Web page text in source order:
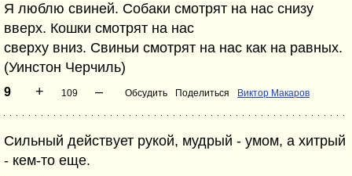
Я люблю свиней. Собаки смотрят на нас снизу
вверх. Кошки смотрят на нас
сверху вниз. Свиньи смотрят на нас как на равных.
(Уинстон Черчиль)
9 + 109 – Обсудить Поделиться Виктор Макаров
Сильный действует рукой, мудрый - умом, а хитрый
- кем-то еще.